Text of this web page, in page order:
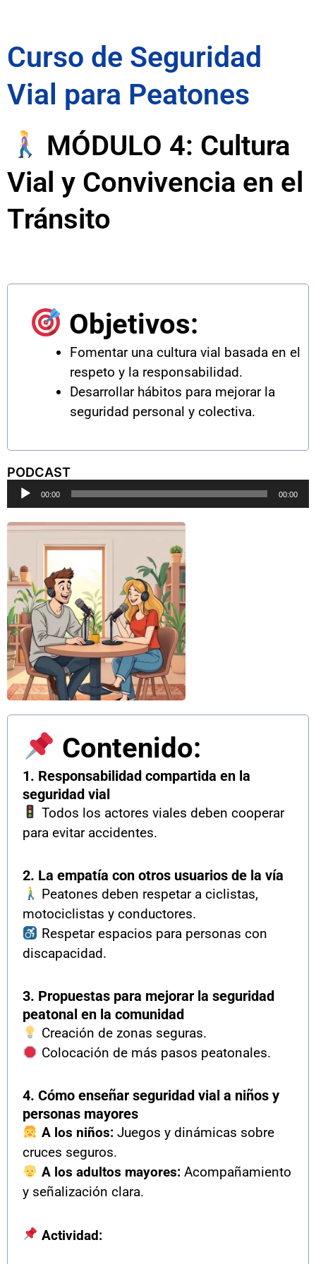
Curso de Seguridad
Vial para Peatones
MÓDULO 4: Cultura
Vial y Convivencia en el
Tránsito
Objetivos:
Fomentar una cultura vial basada en el
respeto y la responsabilidad.
Desarrollar hábitos para mejorar la
seguridad personal y colectiva.
PODCAST
Reproductor
de
audio
00:00 00:00
Contenido:
1. Responsabilidad compartida en la
seguridad vial
Todos los actores viales deben cooperar
para evitar accidentes.
2. La empatía con otros usuarios de la vía
Peatones deben respetar a ciclistas,
motociclistas y conductores.
Respetar espacios para personas con
discapacidad.
3. Propuestas para mejorar la seguridad
peatonal en la comunidad
Creación de zonas seguras.
Colocación de más pasos peatonales.
4. Cómo enseñar seguridad vial a niños y
personas mayores
A los niños:Juegos y dinámicas sobre
cruces seguros.
A los adultos mayores:Acompañamiento
y señalización clara.
Actividad: